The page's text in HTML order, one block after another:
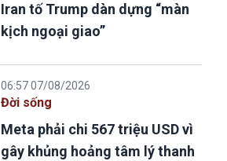
Iran tố Trump dàn dựng “màn
kịch ngoại giao”
06:57 07/08/2026
Đời sống
Meta phải chi 567 triệu USD vì
gây khủng hoảng tâm lý thanh